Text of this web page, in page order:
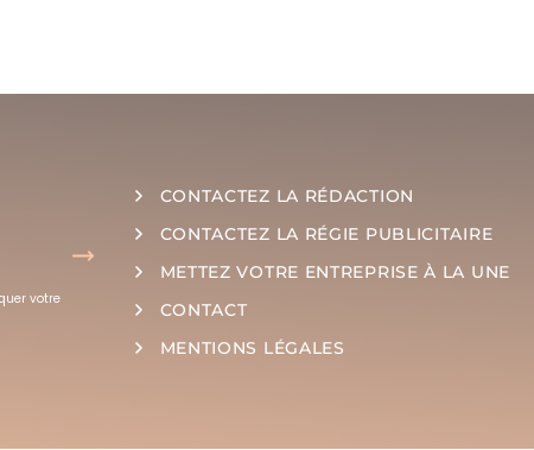
votre
CONTACTEZ LA RÉDACTION
CONTACTEZ LA RÉGIE PUBLICITAIRE
METTEZ VOTRE ENTREPRISE À LA UNE
CONTACT
MENTIONS LÉGALES